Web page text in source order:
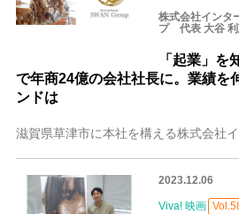
株式会社インタ
プ 代表 大谷
「起業」を
で年商24億の会社社長に。業績を
ンドは
2023.12.06
Viva! 映画